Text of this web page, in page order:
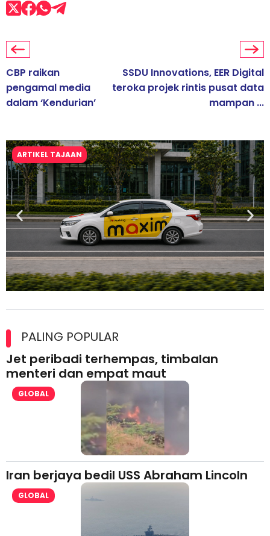
CBP raikan
pengamal media
dalam ‘Kendurian’
SSDU Innovations, EER Digital
teroka projek rintis pusat data
mampan ...
ARTIKEL TAJAAN
lesen separuh pertama 2026
PALING POPULAR
Jet peribadi terhempas, timbalan
menteri dan empat maut
GLOBAL
Iran berjaya bedil USS Abraham Lincoln
GLOBAL